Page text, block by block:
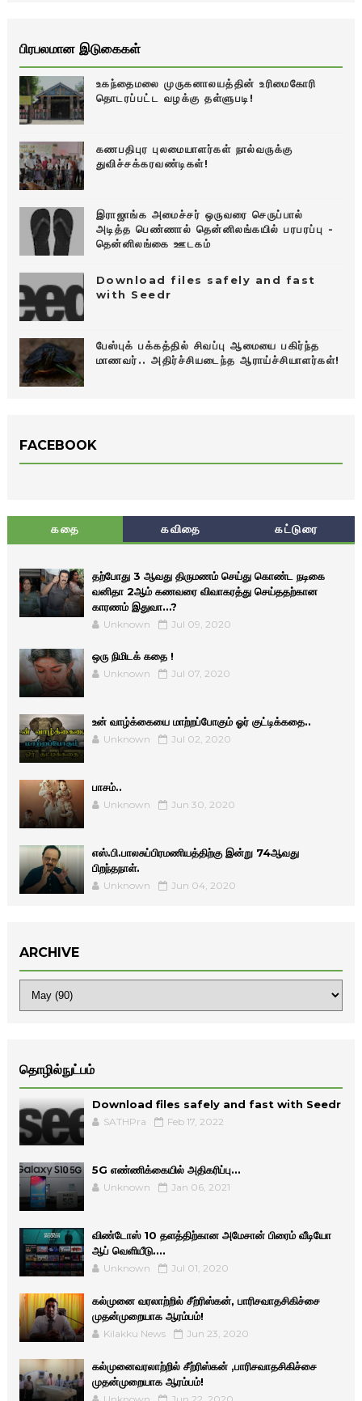
பிரபலமான இடுகைகள்
உகந்தைமலை முருகனாலயத்தின் உரிமைகோரி
தொடரப்பட்ட வழக்கு தள்ளுபடி!
கணபதிபுர புலமையாளர்கள் நால்வருக்கு
துவிச்சக்கரவண்டிகள்!
இராஜாங்க அமைச்சர் ஒருவரை செருப்பால்
அடித்த பெண்ணால் தென்னிலங்கயில் பரபரப்பு -
தென்னிலங்கை ஊடகம்
Download files safely and fast
with Seedr
பேஸ்புக் பக்கத்தில் சிவப்பு ஆமையை பகிர்ந்த
மாணவர்.. அதிர்ச்சியடைந்த ஆராய்ச்சியாளர்கள்!
FACEBOOK
கதை கவிதை கட்டுரை
தற்போது 3 ஆவது திருமணம் செய்து கொண்ட நடிகை
வனிதா 2ஆம் கணவரை விவாகரத்து செய்ததற்கான
காரணம் இதுவா…?
Unknown Jul 09, 2020
ஒரு நிமிடக் கதை !
Unknown Jul 07, 2020
உன் வாழ்க்கையை மாற்றப்போகும் ஓர் குட்டிக்கதை..
Unknown Jul 02, 2020
பாசம்..
Unknown Jun 30, 2020
எஸ்.பி.பாலசுப்பிரமணியத்திற்கு இன்று 74ஆவது
பிறந்தநாள்.
Unknown Jun 04, 2020
ARCHIVE
தொழில்நுட்பம்
Download files safely and fast with Seedr
SATHPra Feb 17, 2022
5G எண்ணிக்கையில் அதிகரிப்பு...
Unknown Jan 06, 2021
விண்டோஸ் 10 தளத்திற்கான அமேசான் பிரைம் வீடியோ
ஆப் வெளியீடு....
Unknown Jul 01, 2020
கல்முனை வரலாற்றில் சீற்ரிஸ்கன், பாரிசவாதசிகிச்சை
முதன்முறையாக ஆரம்பம்!
Kilakku News Jun 23, 2020
கல்முனைவரலாற்றில் சீற்ரிஸ்கன் ,பாரிசவாதசிகிச்சை
முதன்முறையாக ஆரம்பம்!